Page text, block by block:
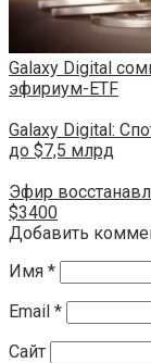
Galaxy Digital
эфириум-ETF
Galaxy Digital:
до $7,5 млрд
Эфир
$3400
Добавить
Имя *
Email *
Сайт